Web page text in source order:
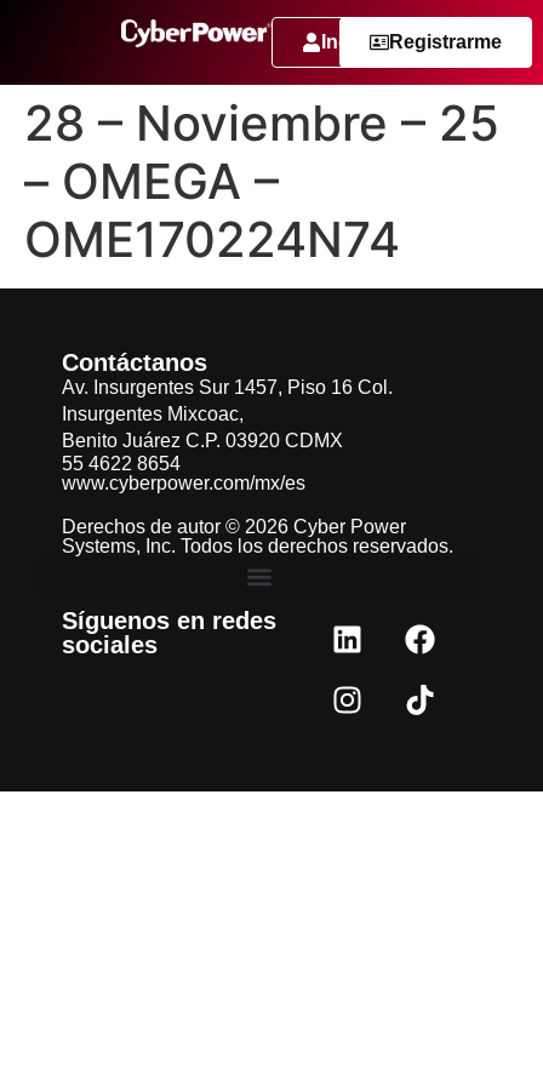
IngresarRegistrarme
28 – Noviembre – 25
– OMEGA –
OME170224N74
Contáctanos
Av. Insurgentes Sur 1457, Piso 16 Col.
Insurgentes Mixcoac,
Benito Juárez C.P. 03920 CDMX
55 4622 8654
www.cyberpower.com/mx/es
Derechos de autor © 2026 Cyber Power
Systems, Inc. Todos los derechos reservados.
Síguenos en redes
sociales